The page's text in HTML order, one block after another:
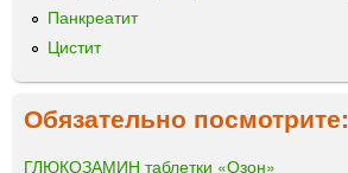
Панкреатит
Цистит
Обязательно посмотрите:
ГЛЮКОЗАМИН таблетки «Озон»